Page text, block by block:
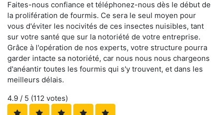
Faites-nous confiance et téléphonez-nous dès le début de
la prolifération de fourmis. Ce sera le seul moyen pour
vous d'éviter les nocivités de ces insectes nuisibles, tant
sur votre santé que sur la notoriété de votre entreprise.
Grâce à l'opération de nos experts, votre structure pourra
garder intacte sa notoriété, car nous nous nous chargeons
d'anéantir toutes les fourmis qui s'y trouvent, et dans les
meilleurs délais.
4.9 / 5 (112 votes)